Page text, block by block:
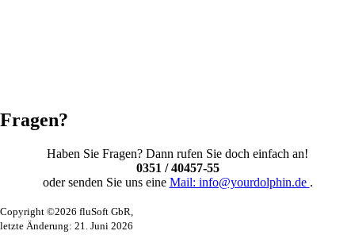
Fragen?
Haben Sie Fragen? Dann rufen Sie doch einfach an!
0351 / 40457-55
oder senden Sie uns eine Mail: info@yourdolphin.de .
Copyright ©2026 fluSoft GbR,
letzte Änderung: 21. Juni 2026